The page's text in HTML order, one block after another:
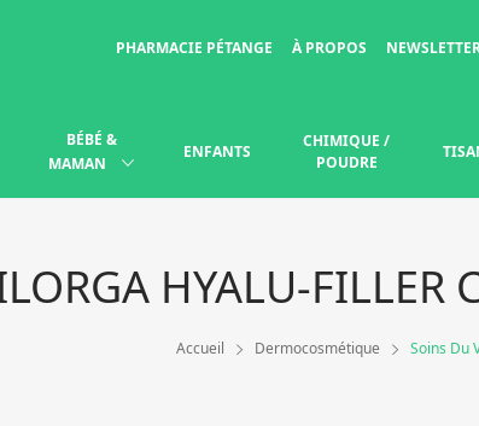
PHARMACIE PÉTANGE À PROPOS
BÉBÉ &
MAMAN
ENFANTS
CHIMIQUE /
POUDRE
HYALU-FILLER
Accueil Dermocosmétique Soins Du